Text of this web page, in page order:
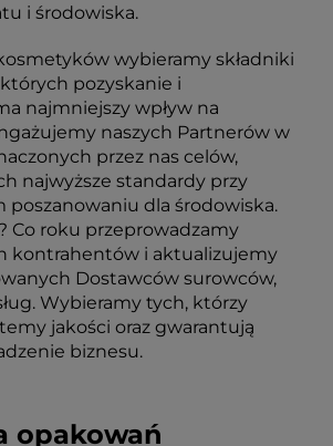
i środowiska.
wybieramy składniki
pozyskanie i
najmniejszy wpływ na
naszych Partnerów w
przez nas celów,
najwyższe standardy przy
poszanowaniu dla środowiska.
Co roku przeprowadzamy
kontrahentów i aktualizujemy
Dostawców surowców,
Wybieramy tych, którzy
jakości oraz gwarantują
biznesu.
opakowań